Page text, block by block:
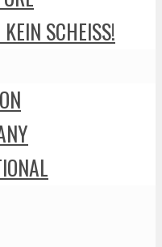
SCHEISS!